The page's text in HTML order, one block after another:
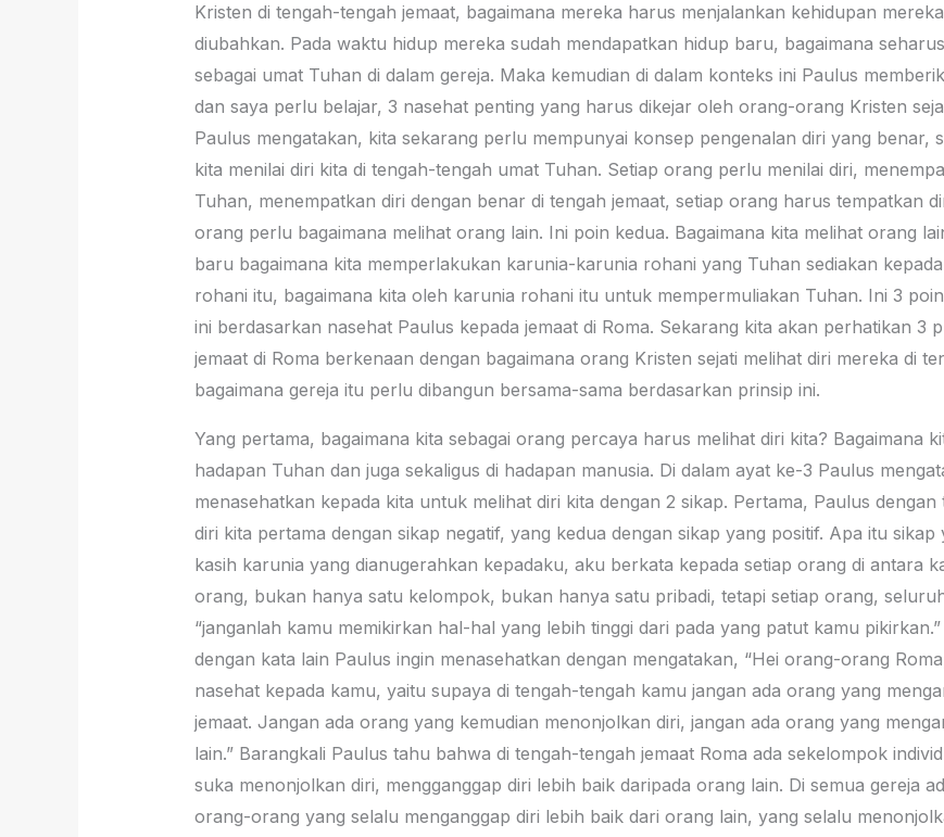
Kristen di tengah-tengah jemaat, bagaimana mereka harus menjalankan kehidupan
diubahkan. Pada waktu hidup mereka sudah mendapatkan hidup baru, bagaimana
sebagai umat Tuhan di dalam gereja. Maka kemudian di dalam konteks ini Paulus
dan saya perlu belajar, 3 nasehat penting yang harus dikejar oleh orang-orang Kristen
Paulus mengatakan, kita sekarang perlu mempunyai konsep pengenalan diri yang benar,
kita menilai diri kita di tengah-tengah umat Tuhan. Setiap orang perlu menilai diri,
Tuhan, menempatkan diri dengan benar di tengah jemaat, setiap orang harus tempatkan
orang perlu bagaimana melihat orang lain. Ini poin kedua. Bagaimana kita melihat orang
baru bagaimana kita memperlakukan karunia-karunia rohani yang Tuhan sediakan
rohani itu, bagaimana kita oleh karunia rohani itu untuk mempermuliakan Tuhan. Ini 3
ini berdasarkan nasehat Paulus kepada jemaat di Roma. Sekarang kita akan perhatikan 3
jemaat di Roma berkenaan dengan bagaimana orang Kristen sejati melihat diri mereka di
bagaimana gereja itu perlu dibangun bersama-sama berdasarkan prinsip ini.
Yang pertama, bagaimana kita sebagai orang percaya harus melihat diri kita? Bagaimana
hadapan Tuhan dan juga sekaligus di hadapan manusia. Di dalam ayat ke-3 Paulus
menasehatkan kepada kita untuk melihat diri kita dengan 2 sikap. Pertama, Paulus
diri kita pertama dengan sikap negatif, yang kedua dengan sikap yang positif. Apa itu sikap
kasih karunia yang dianugerahkan kepadaku, aku berkata kepada setiap orang di antara
orang, bukan hanya satu kelompok, bukan hanya satu pribadi, tetapi setiap orang,
“janganlah kamu memikirkan hal-hal yang lebih tinggi dari pada yang patut kamu
dengan kata lain Paulus ingin menasehatkan dengan mengatakan, “Hei orang-orang
nasehat kepada kamu, yaitu supaya di tengah-tengah kamu jangan ada orang yang
jemaat. Jangan ada orang yang kemudian menonjolkan diri, jangan ada orang yang
lain.” Barangkali Paulus tahu bahwa di tengah-tengah jemaat Roma ada sekelompok
suka menonjolkan diri, mengganggap diri lebih baik daripada orang lain. Di semua gereja
orang-orang yang selalu menganggap diri lebih baik dari orang lain, yang selalu